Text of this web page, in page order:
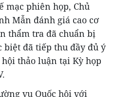
mạc phiên họp, Chủ
Mẫn đánh giá cao cơ
thẩm tra đã chuẩn bị
đã tiếp thu đầy đủ ý
thảo luận tại Kỳ họp
vụ Quốc hội với